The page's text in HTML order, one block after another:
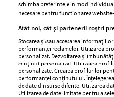
GSP
Unica
Baby
Retete
schimba preferintele in mod
necesare pentru functionarea
Atât noi, cât și partenerii noștri
Stocarea și/sau accesarea
performanței reclamelor. Utilizarea
personalizat. Dezvoltarea și
conținut personalizat. Utilizarea
personalizate. Crearea profilurilor
performanței conținutului.
de date din surse diferite. Utilizarea
Utilizarea de date limitate pentru a